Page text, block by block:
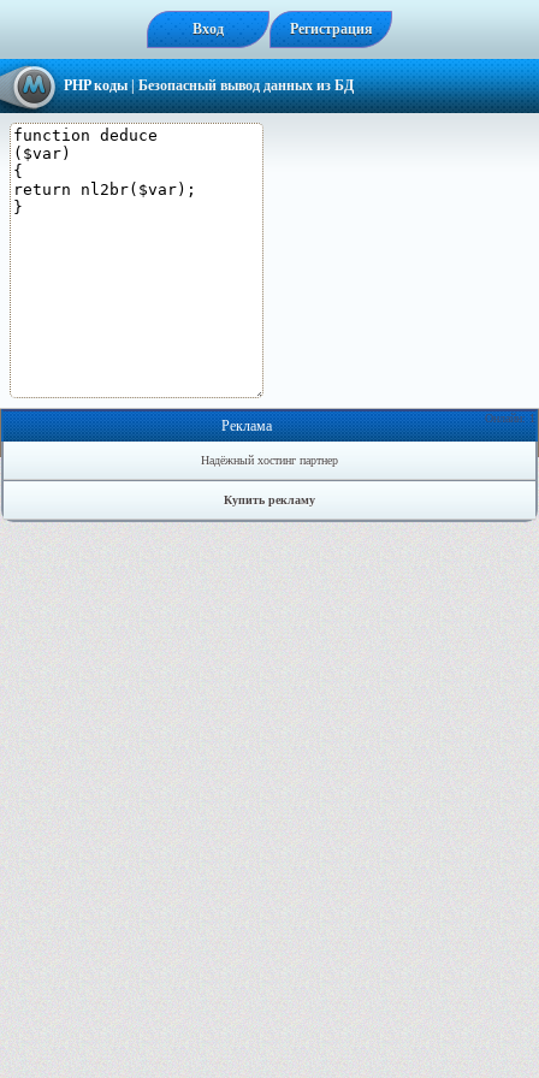
Вход Регистрация
PHP коды| Безопасный вывод данных из БД
Онлайн: 1
Реклама
Надёжный хостинг партнер
Купить рекламу